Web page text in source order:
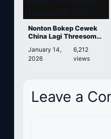
Nonton Bokep Cewek
China Lagi Threesome
January 14,
2026
6,212
views
Leave a